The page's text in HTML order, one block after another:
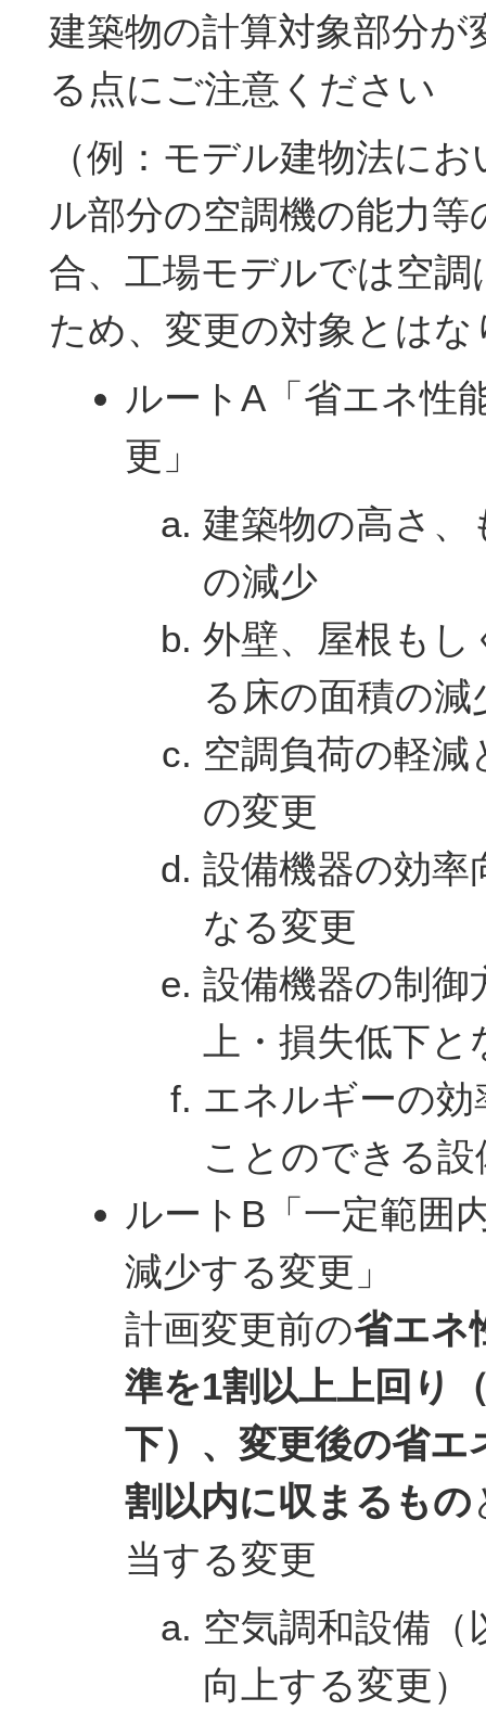
建築物の計算対象部分が
る点にご注意ください
（例：モデル建物法に
ル部分の空調機の能力
合、工場モデルでは空調
ため、変更の対象とは
ルートA「省エネ性
更」
建築物の高さ
の減少
外壁、屋根もし
る床の面積の減
空調負荷の軽減
の変更
設備機器の効率
なる変更
設備機器の制御
上・損失低下
エネルギーの
ことのできる
ルートB「一定範囲
減少する変更」
計画変更前の省エネ
準を1割以上上回り
下）、変更後の省エ
割以内に収まるもの
当する変更
空気調和設備（
向上する変更）